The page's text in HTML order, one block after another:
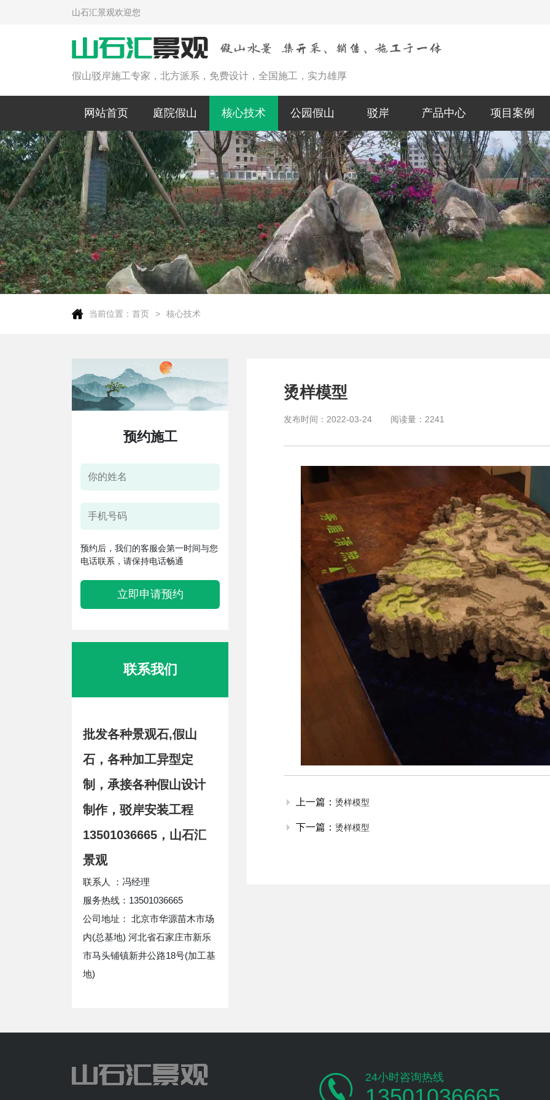
山石汇景观欢迎您
假山驳岸施工专家，北方派系，免费设计，全国施工，实力雄厚
网站首页 庭院假山 核心技术 公园假山 驳岸 产品中心 项目案例
当前位置： 首页 核心技术
预约施工
预约后，我们的客服会第一时间与您
电话联系，请保持电话畅通
立即申请预约
联系我们
批发各种景观石,假山
石，各种加工异型定
制，承接各种假山设计
制作，驳岸安装工程
13501036665，山石汇
景观
联系人 ：冯经理
服务热线：13501036665
公司地址： 北京市华源苗木市场
内(总基地) 河北省石家庄市新乐
市马头铺镇新井公路18号(加工基
地)
烫样模型
发布时间： 2022-03-24 阅读量： 2241
上一篇： 烫样模型
下一篇： 烫样模型
24小时咨询热线